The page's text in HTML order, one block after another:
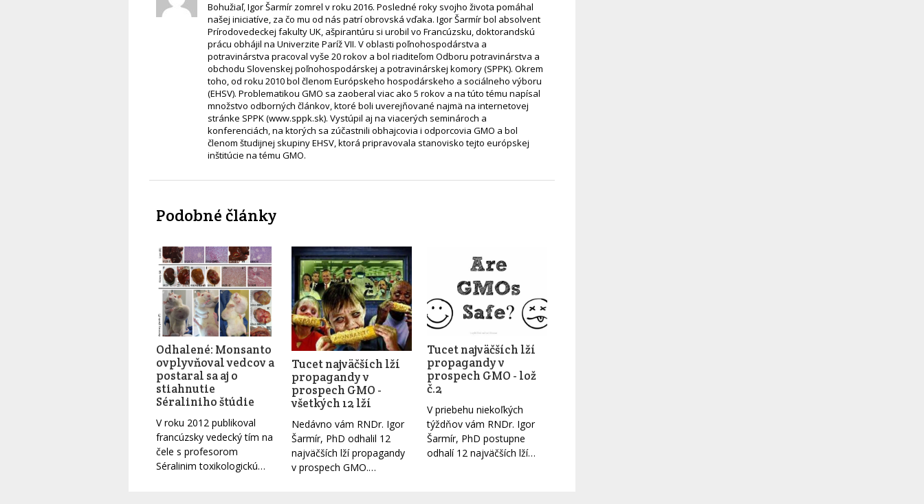
Bohužiaľ, Igor Šarmír zomrel v roku 2016. Posledné roky svojho života pomáhal
našej iniciatíve, za čo mu od nás patrí obrovská vďaka. Igor Šarmír bol absolvent
Prírodovedeckej fakulty UK, ašpirantúru si urobil vo Francúzsku, doktorandskú
prácu obhájil na Univerzite Paríž VII. V oblasti poľnohospodárstva a
potravinárstva pracoval vyše 20 rokov a bol riaditeľom Odboru potravinárstva a
obchodu Slovenskej poľnohospodárskej a potravinárskej komory (SPPK). Okrem
toho, od roku 2010 bol členom Európskeho hospodárskeho a sociálneho výboru
(EHSV). Problematikou GMO sa zaoberal viac ako 5 rokov a na túto tému napísal
množstvo odborných článkov, ktoré boli uverejňované najmä na internetovej
stránke SPPK (www.sppk.sk). Vystúpil aj na viacerých seminároch a
konferenciách, na ktorých sa zúčastnili obhajcovia i odporcovia GMO a bol
členom študijnej skupiny EHSV, ktorá pripravovala stanovisko tejto európskej
inštitúcie na tému GMO.
Podobné články
Odhalené: Monsanto
ovplyvňoval vedcov a
postaral sa aj o
stiahnutie
Séraliniho štúdie
V roku 2012 publikoval
francúzsky vedecký tím na
čele s profesorom
Séralinim toxikologickú…
Tucet najväčších lží
propagandy v
prospech GMO -
všetkých 12 lží
Nedávno vám RNDr. Igor
Šarmír, PhD odhalil 12
najväčších lží propagandy
v prospech GMO.…
Tucet najväčších lží
propagandy v
prospech GMO - lož
č.2
V priebehu niekoľkých
týždňov vám RNDr. Igor
Šarmír, PhD postupne
odhalí 12 najväčších lží…